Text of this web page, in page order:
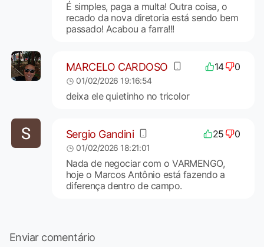
É simples, paga a multa! Outra coisa, o
recado da nova diretoria está sendo bem
passado! Acabou a farra!!!
MARCELO CARDOSO 14 0
01/02/2026 19:16:54
deixa ele quietinho no tricolor
Sergio Gandini 25 0
01/02/2026 18:21:01
Nada de negociar com o VARMENGO,
hoje o Marcos Antônio está fazendo a
diferença dentro de campo.
Enviar comentário